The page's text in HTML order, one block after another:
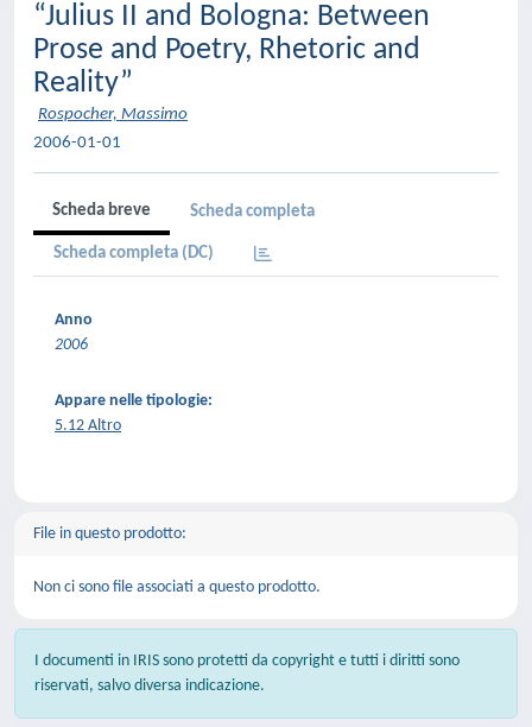
“Julius II and Bologna: Between
Prose and Poetry, Rhetoric and
Reality”
Rospocher, Massimo
2006-01-01
Scheda breve Scheda completa
Scheda completa (DC)
Anno
2006
Appare nelle tipologie:
5.12 Altro
File in questo prodotto:
Non ci sono file associati a questo prodotto.
I documenti in IRIS sono protetti da copyright e tutti i diritti sono
riservati, salvo diversa indicazione.